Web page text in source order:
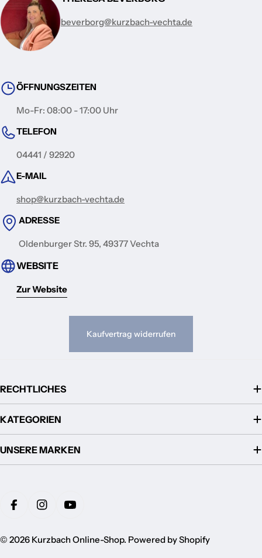
beverborg@kurzbach-vechta.de
ÖFFNUNGSZEITEN
Mo-Fr: 08:00 - 17:00 Uhr
TELEFON
04441 / 92920
E-MAIL
shop@kurzbach-vechta.de
ADRESSE
Oldenburger Str. 95, 49377 Vechta
WEBSITE
Zur Website
Kaufvertrag widerrufen
RECHTLICHES
KATEGORIEN
UNSERE MARKEN
Zahlungsmethoden
FacebookInstagramYouTube
© 2026 Kurzbach Online-Shop. Powered by Shopify